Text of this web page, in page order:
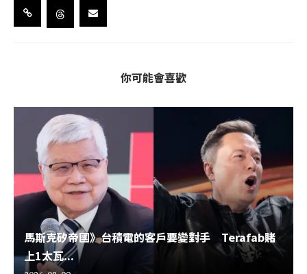
你可能會喜歡
馬斯克矽帝國》台積電的客戶要變對手 Terafab賭
上1太瓦...